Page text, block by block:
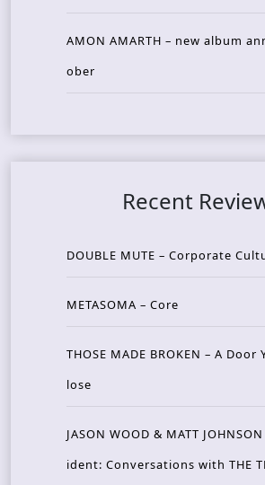
AMON AMARTH – new album
ober
Recent
DOUBLE MUTE – Corporate
METASOMA – Core
THOSE MADE BROKEN – A Door
lose
JASON WOOD & MATT
ident: Conversations with THE